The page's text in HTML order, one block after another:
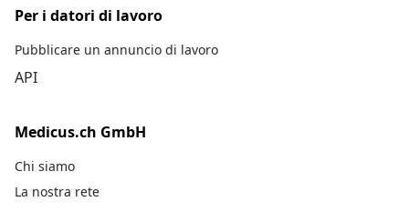
Per i datori di lavoro
Pubblicare un annuncio di lavoro
API
Medicus.ch GmbH
Chi siamo
La nostra rete